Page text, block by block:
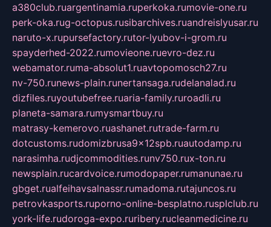
a380club.ruargentinamia.ruperkoka.rumovie-one.ru
perk-oka.rug-octopus.rusibarchives.ruandreislyusar.ru
naruto-x.rupursefactory.rutor-lyubov-i-grom.ru
spayderhed-2022.rumovieone.ruevro-dez.ru
webamator.ruma-absolut1.ruavtopomosch27.ru
nv-750.runews-plain.runertansaga.rudelanalad.ru
dizfiles.ruyoutubefree.ruaria-family.ruroadli.ru
planeta-samara.rumysmartbuy.ru
matrasy-kemerovo.ruashanet.rutrade-farm.ru
dotcustoms.rudomizbrusa9x12spb.ruautodamp.ru
narasimha.rudjcommodities.runv750.rux-ton.ru
newsplain.rucardvoice.rumodopaper.rumanunae.ru
gbget.rualfeihavsalnassr.rumadoma.rutajuncos.ru
petrovkasports.ruporno-online-besplatno.rusplclub.ru
york-life.rudoroga-expo.ruribery.rucleanmedicine.ru